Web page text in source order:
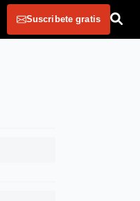
Suscribete gratis